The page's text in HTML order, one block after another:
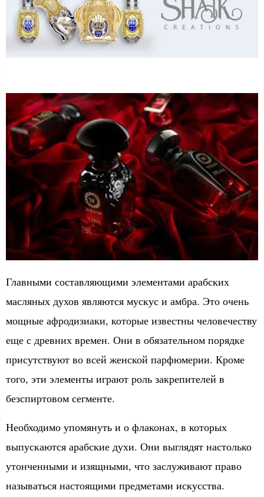
Главными составляющими элементами арабских
масляных духов являются мускус и амбра. Это очень
мощные афродизиаки, которые известны человечеству
еще с древних времен. Они в обязательном порядке
присутствуют во всей женской парфюмерии. Кроме
того, эти элементы играют роль закрепителей в
безспиртовом сегменте.
Необходимо упомянуть и о флаконах, в которых
выпускаются арабские духи. Они выглядят настолько
утонченными и изящными, что заслуживают право
называться настоящими предметами искусства.